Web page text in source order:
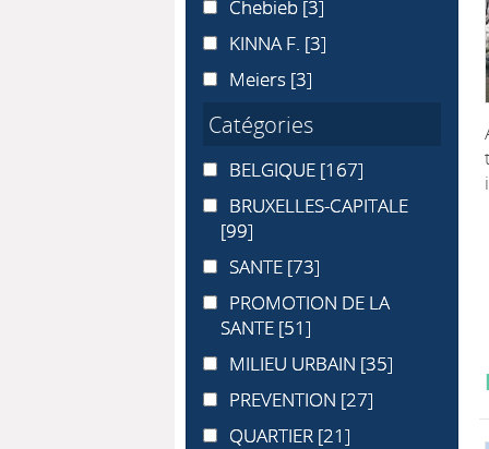
Chebieb
Chebieb [3]
KINNA F.
KINNA F. [3]
MeiersMeiers [3]
Catégories
BELGIQUE
BELGIQUE [167]
BRUXELLES-CAPITALE
BRUXELLES-CAPITALE
[99]
SANTESANTE [73]
PROMOTION DE LA SANTE
PROMOTION DE LA
SANTE [51]
MILIEU URBAIN
MILIEU URBAIN [35]
PREVENTION
PREVENTION [27]
QUARTIER
QUARTIER [21]